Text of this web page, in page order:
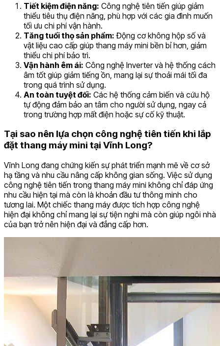
Tiết kiệm điện năng: Công nghệ tiên tiến giúp giảm
thiểu tiêu thụ điện năng, phù hợp với các gia đình muốn
tối ưu chi phí vận hành.
Tăng tuổi thọ sản phẩm: Động cơ không hộp số và
vật liệu cao cấp giúp thang máy mini bền bỉ hơn, giảm
thiểu chi phí bảo trì.
Vận hành êm ái: Công nghệ Inverter và hệ thống cách
âm tốt giúp giảm tiếng ồn, mang lại sự thoải mái tối đa
trong quá trình sử dụng.
An toàn tuyệt đối: Các hệ thống cảm biến và cứu hộ
tự động đảm bảo an tâm cho người sử dụng, ngay cả
trong trường hợp mất điện hoặc sự cố kỹ thuật.
Tại sao nên lựa chọn công nghệ tiên tiến khi lắp
đặt thang máy mini tại Vĩnh Long?
Vĩnh Long đang chứng kiến sự phát triển mạnh mẽ về cơ sở
hạ tầng và nhu cầu nâng cấp không gian sống. Việc sử dụng
công nghệ tiên tiến trong thang máy mini không chỉ đáp ứng
nhu cầu hiện tại mà còn là khoản đầu tư thông minh cho
tương lai. Một chiếc thang máy được tích hợp công nghệ
hiện đại không chỉ mang lại sự tiện nghi mà còn giúp ngôi nhà
của bạn trở nên hiện đại và đẳng cấp hơn.